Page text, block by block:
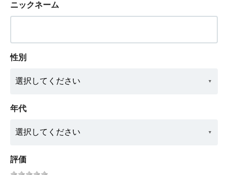
ニックネーム
性別
年代
評価